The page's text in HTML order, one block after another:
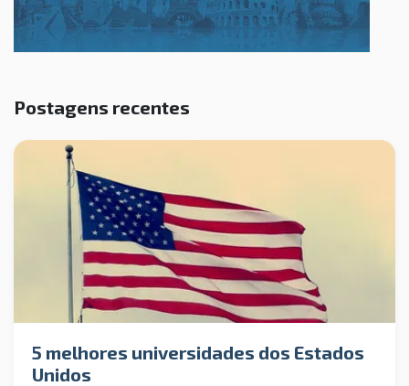
Postagens recentes
5 melhores universidades dos Estados
Unidos